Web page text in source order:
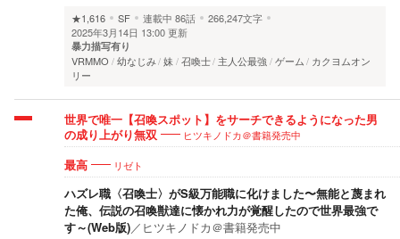
★1,616
SF 連載中 86話
266,247文字
2025年3月14日 13:00 更新
暴力描写有り
VRMMO 幼なじみ 妹 召喚士 主人公最強 ゲーム
カクヨムオン
リー
世界で唯一【召喚スポット】をサーチできるようになった男
の成り上がり無双
ヒツキノドカ＠書籍発売中
最高 リゼト
ハズレ職〈召喚士〉がS級万能職に化けました〜無能と蔑まれ
た俺、伝説の召喚獣達に懐かれ力が覚醒したので世界最強で
す～(Web版)／ ヒツキノドカ＠書籍発売中